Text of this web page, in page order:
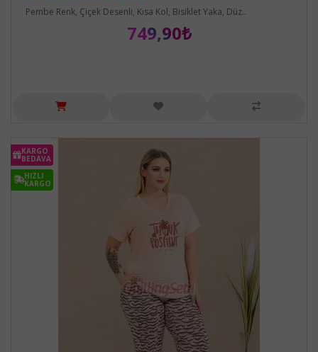
Pembe Renk, Çiçek Desenli, Kısa Kol, Bisiklet Yaka, Düz..
749,90₺
KARGO
BEDAVA
HIZLI
KARGO